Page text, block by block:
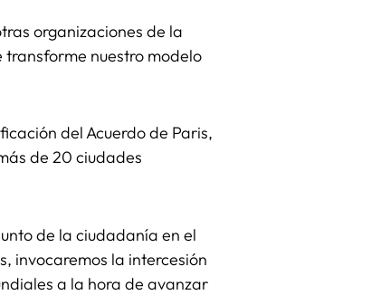
organizaciones de la
nuestro modelo
del Acuerdo de Paris,
de 20 ciudades
de la ciudadanía en el
invocaremos la intercesión
a la hora de avanzar